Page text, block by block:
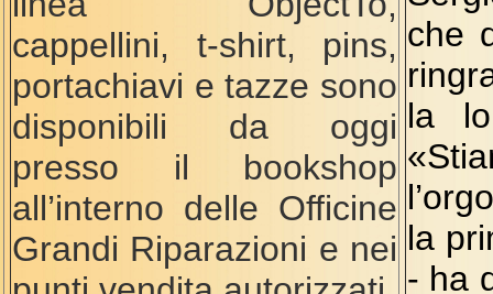
cappellini, t-shirt, pins,
portachiavi e tazze sono
disponibili da oggi
presso il bookshop
all’interno delle Officine
Grandi Riparazioni e nei
che
la
la
- ha